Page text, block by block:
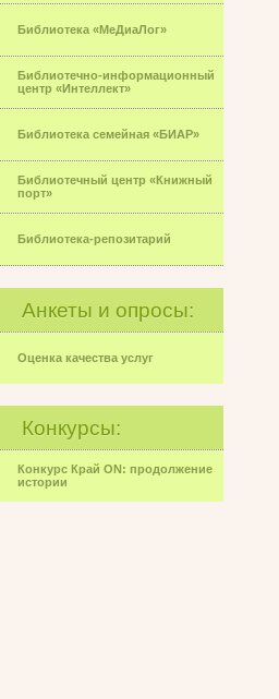
Библиотека «МеДиаЛог»
Библиотечно-информационный
центр «Интеллект»
Библиотека семейная «БИАР»
Библиотечный центр «Книжный
порт»
Библиотека-репозитарий
Анкеты и опросы:
Оценка качества услуг
Конкурсы:
Конкурс Край ON: продолжение
истории